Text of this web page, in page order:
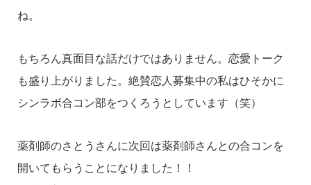
ね。
もちろん真面目な話だけではありません。恋愛トーク
も盛り上がりました。 絶賛恋人募集中の私はひそかに
シンラボ合コン部をつくろうとしています（笑）
薬剤師のさとうさんに次回は薬剤師さんとの合コンを
開いてもらうことになりました！！